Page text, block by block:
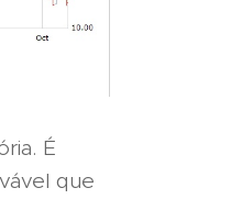
É
que